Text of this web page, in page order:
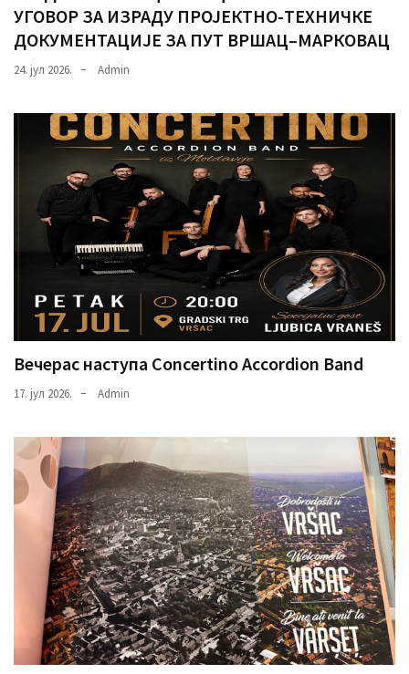
УГОВОР ЗА ИЗРАДУ ПРОЈЕКТНО-ТЕХНИЧКЕ
ДОКУМЕНТАЦИЈЕ ЗА ПУТ ВРШАЦ–МАРКОВАЦ
24. јул 2026. Admin
Вечерас наступа Concertino Accordion Band
17. јул 2026. Admin